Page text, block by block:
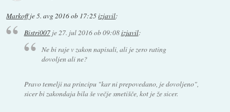
Markoffje5. avg 2016 ob 17:25izjavil:
Bistri007je27. jul 2016 ob 09:08izjavil:
Ne bi raje v zakon napisali, ali je zero rating
dovoljen ali ne?
Pravo temelji na principu "kar ni prepovedano, je dovoljeno",
sicer bi zakondaja bila še večje smetišče, kot je že sicer.